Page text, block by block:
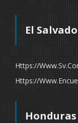
El
Https://
Https://
Honduras